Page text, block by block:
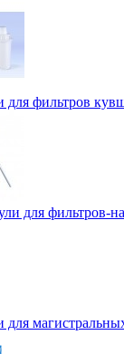
для фильтров
для фильтров-
для